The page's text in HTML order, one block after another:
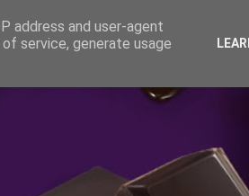
address and user-agent
service, generate usage